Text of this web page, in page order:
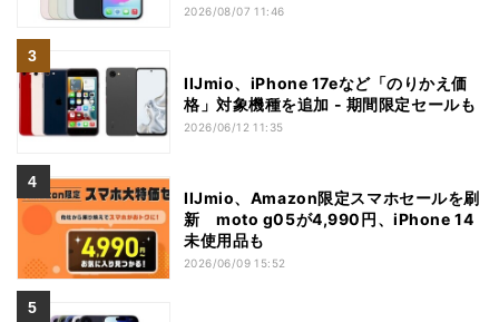
2026/08/07 11:46
IIJmio、iPhone 17eなど「のりかえ価
格」対象機種を追加 - 期間限定セールも
2026/06/12 11:35
IIJmio、Amazon限定スマホセールを刷
新 moto g05が4,990円、iPhone 14
未使用品も
2026/06/09 15:52